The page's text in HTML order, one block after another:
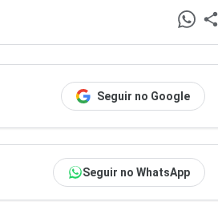
Seguir no Google
Seguir no WhatsApp